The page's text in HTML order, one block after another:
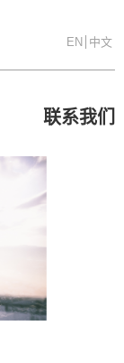
EN 中文
联系我们